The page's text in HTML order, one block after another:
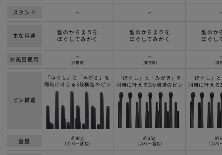
スタンド ー ー
主な用途
髪のからまりを
ほぐしてみがく
髪のからまりを
ほぐしてみがく
髪のか
ほぐし
お風呂使用 ー
（非推奨）
ー
（非推奨） （非
ピン構造
「ほぐし」と「みがき」を
同時に叶える3段構造のピン
「ほぐし」と「みがき」を
同時に叶える3段構造のピン
「ほぐし」
同時に叶える
重量
約90g
（カバー含む）
約65g
（カバー含む）
約
（カバ